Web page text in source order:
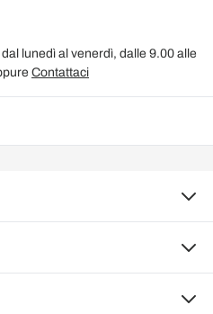
lunedì al venerdì, dalle 9.00 alle
Contattaci